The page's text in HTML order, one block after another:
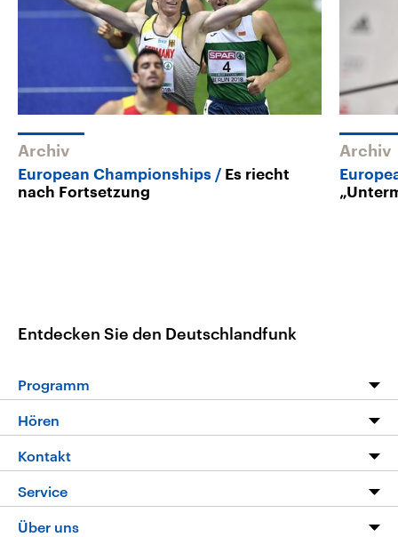
Archiv
European Championships
Es riecht
nach Fortsetzung
Archiv
Entdecken Sie den Deutschlandfunk
Programm
Programm
Die Nachrichten
Nachrichtenleicht
Neue Beiträge auf dlf.de
Hören
Livestream
Podcasts
Kontakt
Hörerservice
Service
FAQ
Über uns